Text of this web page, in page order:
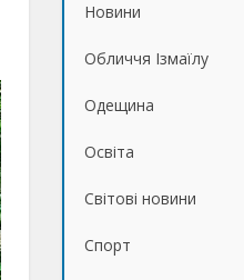
Новини
Обличчя Ізмаїлу
Одещина
Освіта
Світові новини
Спорт